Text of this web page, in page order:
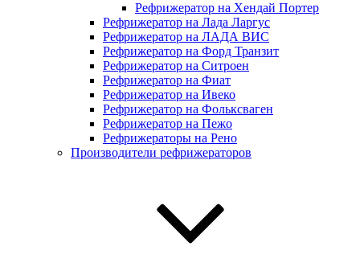
Рефрижератор на Хендай Портер
Рефрижератор на Лада Ларгус
Рефрижератор на ЛАДА ВИС
Рефрижератор на Форд Транзит
Рефрижератор на Ситроен
Рефрижератор на Фиат
Рефрижератор на Ивеко
Рефрижератор на Фольксваген
Рефрижератор на Пежо
Рефрижераторы на Рено
Производители рефрижераторов